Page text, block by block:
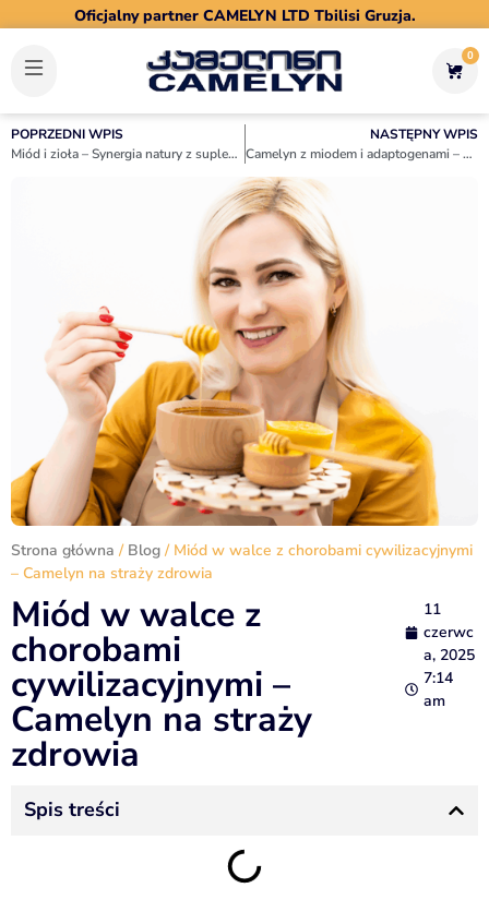
Oficjalny partner CAMELYN LTD Tbilisi Gruzja.
0
POPRZEDNI WPIS
Miód i zioła – Synergia natury z suplementami Camelyn
NASTĘPNY WPIS
Camelyn z miodem i adaptogenami – Naturalna odpowiedź na stres
Strona główna / Blog / Miód w walce z chorobami cywilizacyjnymi
– Camelyn na straży zdrowia
Miód w walce z
chorobami
cywilizacyjnymi –
Camelyn na straży
zdrowia
11
czerwc
a, 2025
7:14
am
Spis treści